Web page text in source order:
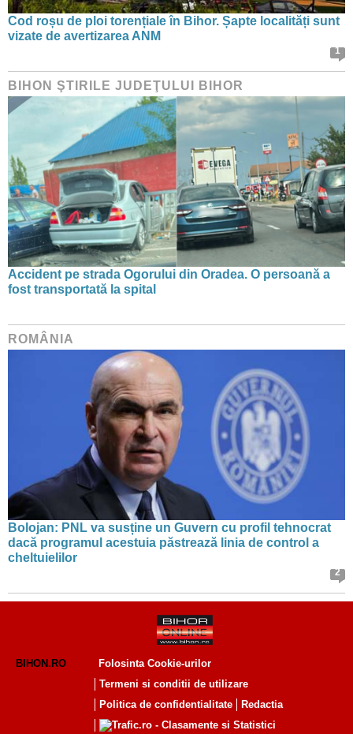
Cod roșu de ploi torențiale în Bihor. Șapte localități sunt
vizate de avertizarea ANM
1
BIHON ŞTIRILE JUDEŢULUI BIHOR
Accident pe strada Ogorului din Oradea. O persoană a
fost transportată la spital
ROMÂNIA
Bolojan: PNL va susține un Guvern cu profil tehnocrat
dacă programul acestuia păstrează linia de control a
cheltuielilor
2
BIHON.RO
Folosinta Cookie-urilor
Termeni si conditii de utilizare
Politica de confidentialitate
Redactia